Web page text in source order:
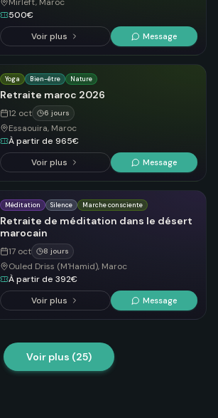
500€
Voir plus
Message
Yoga Bien-être Nature
Retraite maroc 2026
12 oct 6 jours
Essaouira, Maroc
À partir de 965€
Voir plus
Message
Méditation Silence Marche consciente
Retraite de méditation dans le désert
marocain
17 oct 8 jours
Ouled Driss (M'Hamid), Maroc
À partir de 392€
Voir plus
Message
Voir plus (25)